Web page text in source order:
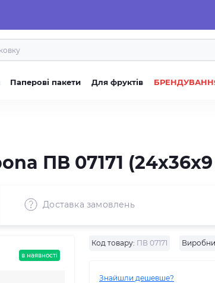
Паперові пакети Для фруктів
ПВ 07171
Доставка замовлень
в наявності
Код товару: ПВ 07171
Знайшли дешевше?